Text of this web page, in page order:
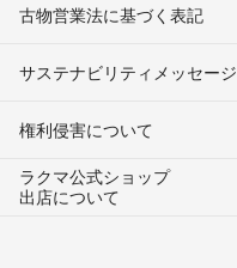
古物営業法に基づく表記
サステナビリティメッセージ
権利侵害について
ラクマ公式ショップ
出店について